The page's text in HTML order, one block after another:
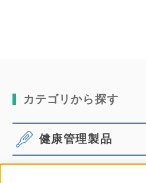
カテゴリから探す
健康管理製品